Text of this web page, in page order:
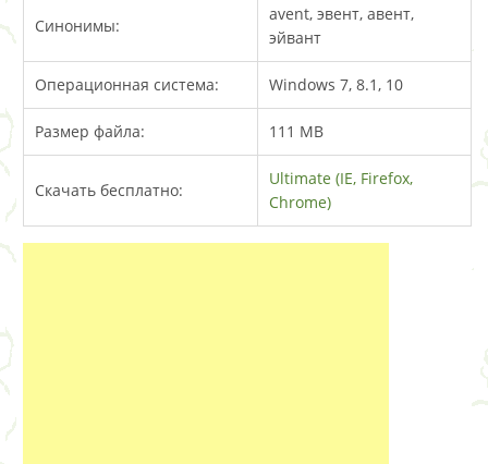
Синонимы:
avent, эвент, авент,
эйвант
Операционная система: Windows 7, 8.1, 10
Размер файла: 111 MB
Скачать бесплатно:
Ultimate (IE, Firefox,
Chrome)